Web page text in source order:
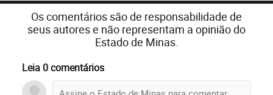
Os comentários são de responsabilidade de
seus autores e não representam a opinião do
Estado de Minas.
Leia 0 comentários